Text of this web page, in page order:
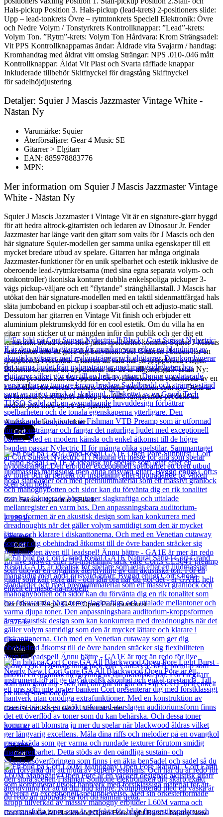
Hals-pickup Position 3. Hals-pickup (lead-krets) 2-positioners slide:
Upp – lead-tonkrets Övre – rytmtonkrets Speciell Elektronik: Övre
och Nedre Volym / Tonstyrkrets Kontrollknappar: ”Lead”-krets:
Volym Ton. ”Rytm”-krets: Volym Ton Hårdvara: Krom Strängsadel:
Vit PPS Kontrollknapparnas ändar: Åldrade vita Svajarm / handtag:
Kromhandtag med åldrat vitt omslag Strängar: NPS .010-.046 mått
Kontrollknappar: Åldat Vit Plast och Svarta räfflade knappar
Inkluderade tillbehör Skitfnyckel för dragstång Skiftnyckel
för sadelhöjdjustering
Detaljer: Squier J Mascis Jazzmaster Vintage White -
Nästan Ny
Varumärke: Squier
Återförsäljare: Gear 4 Music SE
Gitarrer > Elgitarr
EAN: 885978883776
MPN:
Mer information om Squier J Mascis Jazzmaster Vintage
White - Nästan Ny
Squier J Mascis Jazzmaster i Vintage Vit är en signature-giarr byggd
för att hedra altrock-gitarristen och ledaren av Dinosaur Jr. Fender
Jazzmaster har länge varit den gitarr som valts för J Mascis och den
här signature Squier-modellen ger samma unika egenskaper till ett
mycket bredare utbud av spelare. Gitarren har många originala
Jazzmaster-funktioner för en unik spelbarhet och estetik inklusive de
oberoende lead-/rytmkretsarna (med sina egna separata volym- och
tonkontroller) ikoniska konturer dubbla enkelspoliga pickuper 3-
vägs pickup-väljare och ett ”flytande” stränghållarstall. J Mascis har
utökat den här signature-modellen med en taktil sidenmattfärgad hals
släta jumboband en pickup i soapbar-stil och ett adjusto-matic stall.
Dessutom har gitarren en Vintage Vit finish och erbjuder ett
aluminium plektrumskydd för en cool estetik. Om du villa ha en
gitarr som sticker ut ur mängden inför din publik och ger dig ett
fantastiskt utbud toner med jämn spelbarhet kommer Squier J Mascis
Jazzmaster inte att göra dig besviken.Obs! Gitarren i bilden har en
greppbräda i rosenträ. Gitarren till salu har en greppbräda i lager.
Bilderna kommer att uppdateras när de är tillgängliga.Nästan Ny:
Denna produkt kan ha öppnats för kvalitetskontroll returnerats av en
kund eller renoverats. Annars fungerar produkten som ny. Detta är
en fantastisk möjlighet att köpa en fullt fungerande produkt till
nedsatt pris med en tre-års-garanti.
Andra populära produkter
Cort
Cort Sunset Nylectric II Black
7 135kr
Läs mer
Cort
Cort Grand Regal GA1E Open Pore Sunburst
3 575kr
Läs mer
Cort
Cort Grand Regal GA1E Natural Satin
3 832kr
Läs mer
Cort
Cort Core GA All Blackwood Open Pore Light Burst - Nearly New